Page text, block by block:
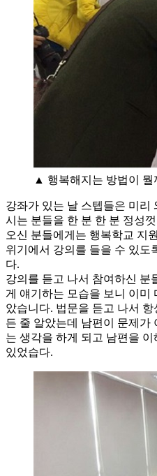
▲ 행복해지는 방법이 뭘
강좌가 있는 날 스텝들은 미리
시는 분들을 한 분 한 분 정성
오신 분들에게는 행복학교 지
위기에서 강의를 들을 수 있도
다.
강의를 듣고 나서 참여하신 분
게 얘기하는 모습을 보니 이미
았습니다. 법문을 듣고 나서
든 줄 알았는데 남편이 문제가
는 생각을 하게 되고 남편을
있었습다.